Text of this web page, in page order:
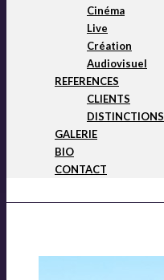
Cinéma
Live
Création
Audiovisuel
REFERENCES
CLIENTS
DISTINCTIONS
GALERIE
BIO
CONTACT